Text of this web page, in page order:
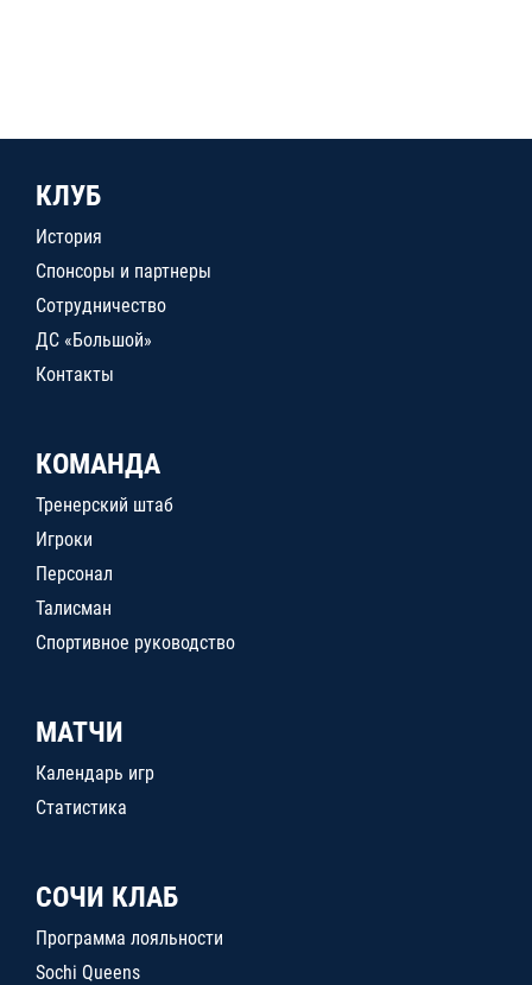
КЛУБ
История
Спонсоры и партнеры
Сотрудничество
ДС «Большой»
Контакты
КОМАНДА
Тренерский штаб
Игроки
Персонал
Талисман
Спортивное руководство
МАТЧИ
Календарь игр
Статистика
СОЧИ КЛАБ
Программа лояльности
Sochi Queens